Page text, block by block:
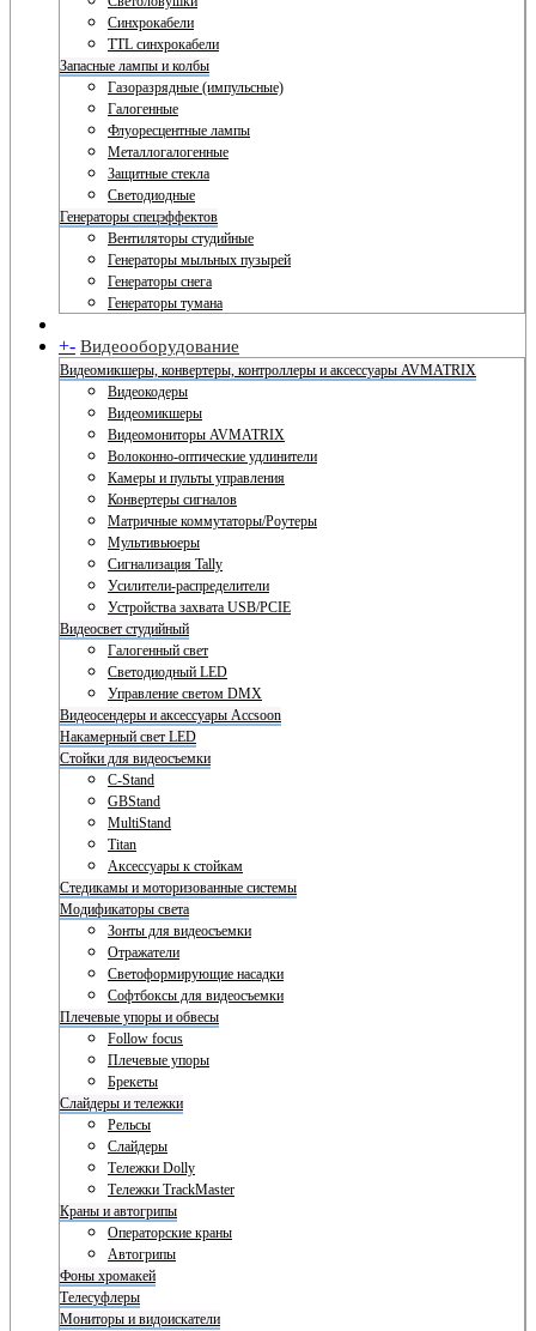
Синхрокабели
TTL синхрокабели
Запасные лампы и колбы
Газоразрядные (импульсные)
Галогенные
Флуоресцентные лампы
Металлогалогенные
Защитные стекла
Светодиодные
Генераторы спецэффектов
Вентиляторы студийные
Генераторы мыльных пузырей
Генераторы снега
Генераторы тумана
+- Видеооборудование
Видеомикшеры, конвертеры, контроллеры и аксессуары AVMATRIX
Видеокодеры
Видеомикшеры
Видеомониторы AVMATRIX
Волоконно-оптические удлинители
Камеры и пульты управления
Конвертеры сигналов
Матричные коммутаторы/Роутеры
Мультивьюеры
Сигнализация Tally
Усилители-распределители
Устройства захвата USB/PCIE
Видеосвет студийный
Галогенный свет
Светодиодный LED
Управление светом DMX
Видеосендеры и аксессуары Accsoon
Накамерный свет LED
Стойки для видеосъемки
C-Stand
GBStand
MultiStand
Titan
Аксессуары к стойкам
Стедикамы и моторизованные системы
Модификаторы света
Зонты для видеосъемки
Отражатели
Светоформирующие насадки
Софтбоксы для видеосъемки
Плечевые упоры и обвесы
Follow focus
Плечевые упоры
Брекеты
Слайдеры и тележки
Рельсы
Слайдеры
Тележки Dolly
Тележки TrackMaster
Краны и автогрипы
Операторские краны
Автогрипы
Фоны хромакей
Телесуфлеры
Мониторы и видоискатели